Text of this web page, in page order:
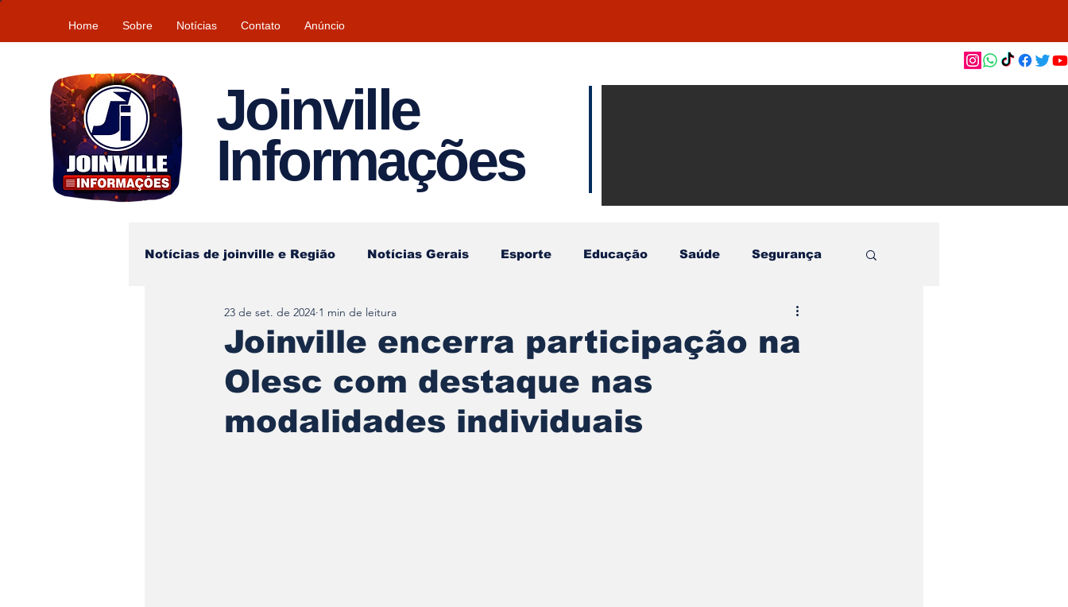
Home Sobre Notícias Contato Anúncio
Joinville
Informações
Notícias de joinville e Região Notícias Gerais Esporte Educação Saúde Segurança
Tempo\clima
Joinville encerra participação na
Olesc com destaque nas
modalidades individuais
23 de set. de 2024 1 min de leitura